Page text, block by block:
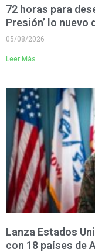
72 horas para
Presión’ lo nuevo
05/08/2026
Leer Más
Lanza Estados
con 18 países de